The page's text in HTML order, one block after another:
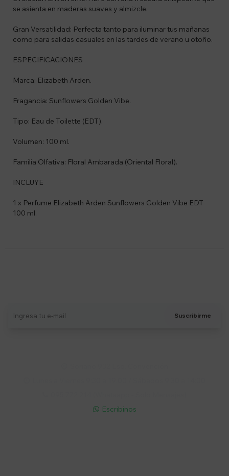
se asienta en maderas suaves y almizcle.
Gran Versatilidad: Perfecta tanto para iluminar tus mañanas
como para salidas casuales en las tardes de verano u otoño.
ESPECIFICACIONES
Marca: Elizabeth Arden.
Fragancia: Sunflowers Golden Vibe.
Tipo: Eau de Toilette (EDT).
Volumen: 100 ml.
Familia Olfativa: Floral Ambarada (Oriental Floral).
INCLUYE
1 x Perfume Elizabeth Arden Sunflowers Golden Vibe EDT
100 ml.
Suscribirme
 Escribinos